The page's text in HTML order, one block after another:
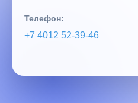
Телефон:
+7 4012 52‑39‑46